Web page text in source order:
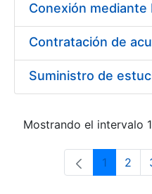
Mostrando el intervalo
Página
1 2